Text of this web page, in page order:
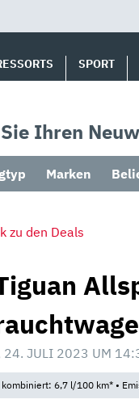
SPORT
Ihren
Marken
zu den Deals
24. JULI 2023 UM
6,7 l/100 km* •